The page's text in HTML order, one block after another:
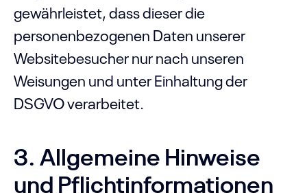
gewährleistet, dass dieser die
personenbezogenen Daten unserer
Websitebesucher nur nach unseren
Weisungen und unter Einhaltung der
DSGVO verarbeitet.
3. Allgemeine Hinweise
und Pflicht­informationen